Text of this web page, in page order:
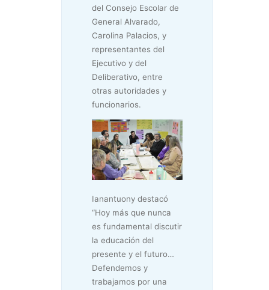
del Consejo Escolar de
General Alvarado,
Carolina Palacios, y
representantes del
Ejecutivo y del
Deliberativo, entre
otras autoridades y
funcionarios.
Ianantuony destacó
“Hoy más que nunca
es fundamental discutir
la educación del
presente y el futuro…
Defendemos y
trabajamos por una